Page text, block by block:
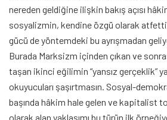
nereden geldiğine ilişkin bakış açısı
sosyalizmin, kendine özgü olarak
gücü de yöntemdeki bu ayrışmadan
Burada Marksizm içinden çıkan ve
taşan ikinci eğilimin “yansız gerçeklik”
okuyucuları şaşırtmasın. Sosyal-
başında hâkim hale gelen ve kapitalist
olarak alan yaklaşımı bu türün ilk